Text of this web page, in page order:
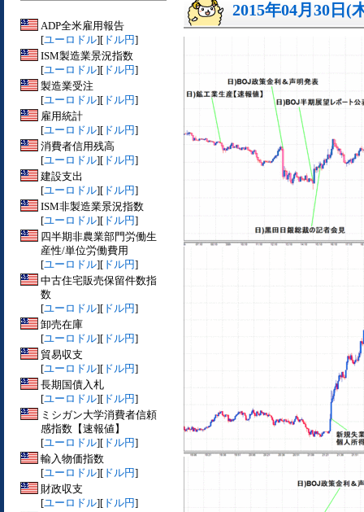
ADP全米雇用報告
[ユーロドル][ ドル円]
ISM製造業景況指数
[ユーロドル][ ドル円]
製造業受注
[ユーロドル][ ドル円]
雇用統計
[ユーロドル][ ドル円]
消費者信用残高
[ユーロドル][ ドル円]
建設支出
[ユーロドル][ ドル円]
ISM非製造業景況指数
[ユーロドル][ ドル円]
四半期非農業部門労働生
産性/単位労働費用
[ユーロドル][ ドル円]
中古住宅販売保留件数指
数
[ユーロドル][ ドル円]
卸売在庫
[ユーロドル][ ドル円]
貿易収支
[ユーロドル][ ドル円]
長期国債入札
[ユーロドル][ ドル円]
ミシガン大学消費者信頼
感指数【速報値】
[ユーロドル][ ドル円]
輸入物価指数
[ユーロドル][ ドル円]
財政収支
[ユーロドル][ ドル円]
2015年04月30日(